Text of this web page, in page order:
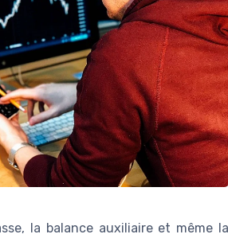
la balance auxiliaire et même la